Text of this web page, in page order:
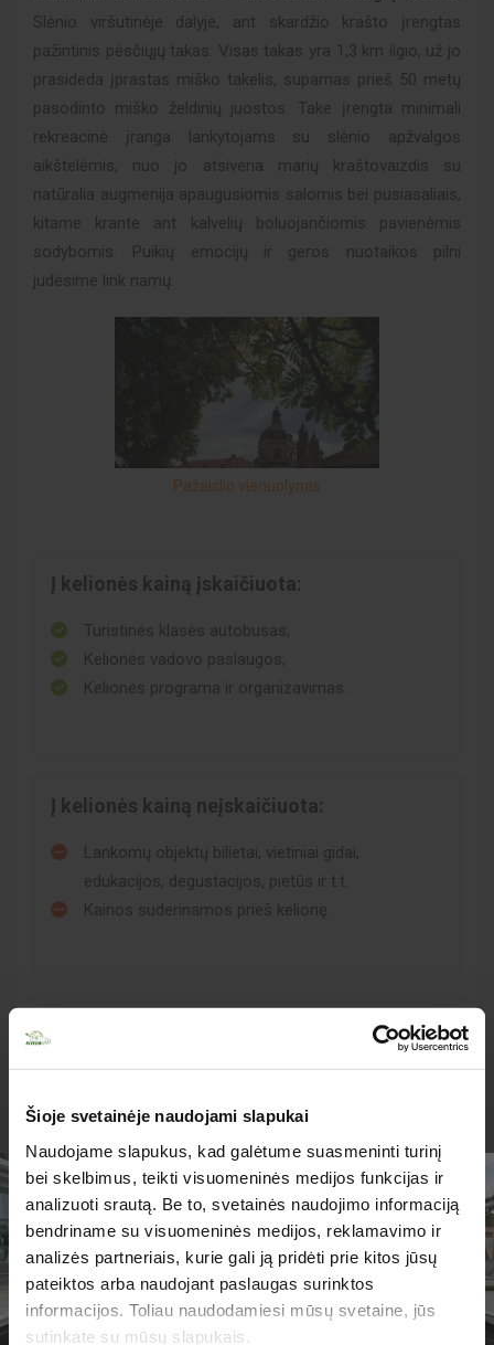
Šioje svetainėje naudojami slapukai
Naudojame slapukus, kad galėtume suasmeninti turinį
bei skelbimus, teikti visuomeninės medijos funkcijas ir
analizuoti srautą. Be to, svetainės naudojimo informaciją
bendriname su visuomeninės medijos, reklamavimo ir
analizės partneriais, kurie gali ją pridėti prie kitos jūsų
pateiktos arba naudojant paslaugas surinktos
informacijos. Toliau naudodamiesi mūsų svetaine, jūs
sutinkate su mūsų slapukais.
Slėnio viršutinėje dalyje, ant skardžio krašto įrengtas
pažintinis pėsčiųjų takas. Visas takas yra 1,3 km ilgio, už jo
prasideda įprastas miško takelis, supamas prieš 50 metų
pasodinto miško želdinių juostos. Take įrengta minimali
rekreacinė įranga lankytojams su slėnio apžvalgos
aikštelėmis, nuo jo atsiveria marių kraštovaizdis su
natūralia augmenija apaugusiomis salomis bei pusiasaliais,
kitame krante ant kalvelių boluojančiomis pavienėmis
sodybomis. Puikių emocijų ir geros nuotaikos pilni
judėsime link namų.
Pažaislio vienuolynas
Į kelionės kainą įskaičiuota:
Turistinės klasės autobusas;
Kelionės vadovo paslaugos;
Kelionės programa ir organizavimas.
Į kelionės kainą neįskaičiuota:
Lankomų objektų bilietai, vietiniai gidai,
edukacijos, degustacijos, pietūs ir t.t.
Kainos suderinamos prieš kelionę.
Svarbi kelionės informacija!
Atsižvelgiant į objektyvias sąlygas, kelionių
organizatorius gali keisti suplanuotą kelionės programą
ir objektų lankymo eiliškumą.
Muziejuose ir kituose mokamuose objektuose kelionės
vadovas ekskursijų neveda.
Lankomų objektų kainos gali keistis!
TURIME PARUOŠĘ
JUMS PASIŪLYMŲ!